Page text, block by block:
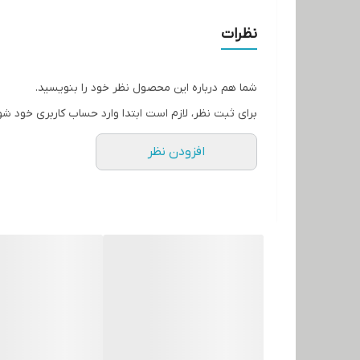
نظرات
شما هم درباره این محصول نظر خود را بنویسید.
برای ثبت نظر، لازم است ابتدا وارد حساب کاربری خود
افزودن نظر